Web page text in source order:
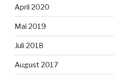
April 2020
Mai 2019
Juli 2018
August 2017